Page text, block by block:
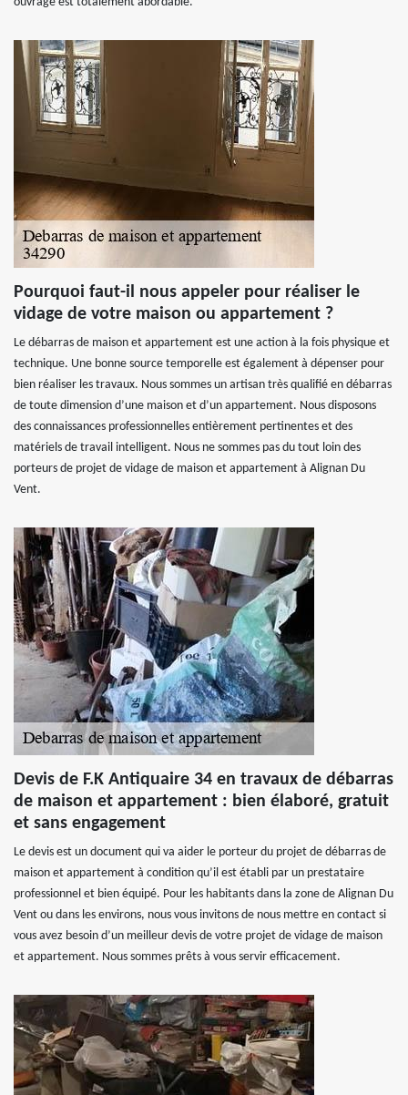
Pourquoi faut-il nous appeler pour réaliser le
vidage de votre maison ou appartement ?
Le débarras de maison et appartement est une action à la fois physique et
technique. Une bonne source temporelle est également à dépenser pour
bien réaliser les travaux. Nous sommes un artisan très qualifié en débarras
de toute dimension d’une maison et d’un appartement. Nous disposons
des connaissances professionnelles entièrement pertinentes et des
matériels de travail intelligent. Nous ne sommes pas du tout loin des
porteurs de projet de vidage de maison et appartement à Alignan Du
Vent.
Devis de F.K Antiquaire 34 en travaux de débarras
de maison et appartement : bien élaboré, gratuit
et sans engagement
Le devis est un document qui va aider le porteur du projet de débarras de
maison et appartement à condition qu’il est établi par un prestataire
professionnel et bien équipé. Pour les habitants dans la zone de Alignan Du
Vent ou dans les environs, nous vous invitons de nous mettre en contact si
vous avez besoin d’un meilleur devis de votre projet de vidage de maison
et appartement. Nous sommes prêts à vous servir efficacement.